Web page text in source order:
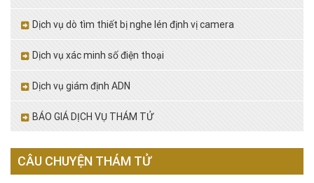
Dịch vụ dò tìm thiết bị nghe lén định vị camera
Dịch vụ xác minh số điện thoại
Dịch vụ giám định ADN
BÁO GIÁ DỊCH VỤ THÁM TỬ
CÂU CHUYỆN THÁM TỬ